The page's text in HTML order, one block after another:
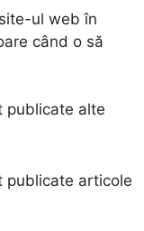
ul web în
când o să
publicate alte
publicate articole